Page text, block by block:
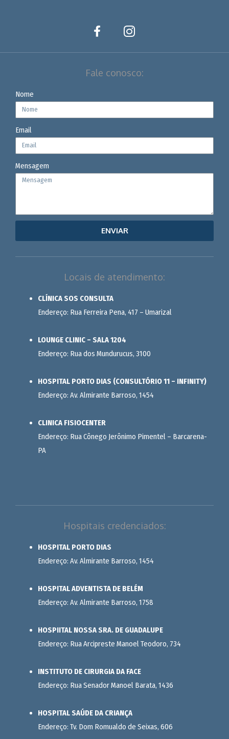
Fale conosco:
Nome
Email
Mensagem
ENVIAR
Locais de atendimento:
CLÍNICA SOS CONSULTA
Endereço: Rua Ferreira Pena, 417 – Umarizal
LOUNGE CLINIC – SALA 1204
Endereço: Rua dos Mundurucus, 3100
HOSPITAL PORTO DIAS (CONSULTÓRIO 11 – INFINITY)
Endereço: Av. Almirante Barroso, 1454
CLINICA FISIOCENTER
Endereço: Rua Cônego Jerônimo Pimentel – Barcarena-
PA
Hospitais credenciados:
HOSPITAL PORTO DIAS
Endereço: Av. Almirante Barroso, 1454
HOSPITAL ADVENTISTA DE BELÉM
Endereço: Av. Almirante Barroso, 1758
HOSPIITAL NOSSA SRA. DE GUADALUPE
Endereço: Rua Arcipreste Manoel Teodoro, 734
INSTITUTO DE CIRURGIA DA FACE
Endereço: Rua Senador Manoel Barata, 1436
HOSPITAL SAÚDE DA CRIANÇA
Endereço: Tv. Dom Romualdo de Seixas, 606